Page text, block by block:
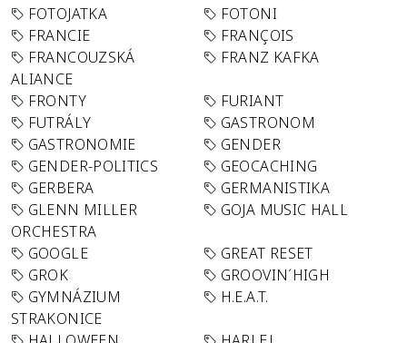
FOTOJATKA
FOTONI
FRANCIE
FRANÇOIS
FRANCOUZSKÁ
ALIANCE
FRANZ KAFKA
FRONTY
FURIANT
FUTRÁLY
GASTRONOM
GASTRONOMIE
GENDER
GENDER-POLITICS
GEOCACHING
GERBERA
GERMANISTIKA
GLENN MILLER
ORCHESTRA
GOJA MUSIC HALL
GOOGLE
GREAT RESET
GROK
GROOVIN´HIGH
GYMNÁZIUM
STRAKONICE
H.E.A.T.